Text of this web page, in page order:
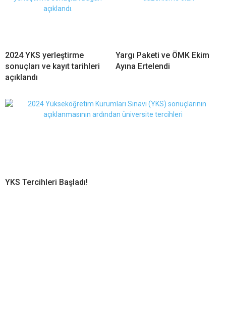
2024 YKS yerleştirme
sonuçları ve kayıt tarihleri
açıklandı
Yargı Paketi ve ÖMK Ekim
Ayına Ertelendi
YKS Tercihleri Başladı!